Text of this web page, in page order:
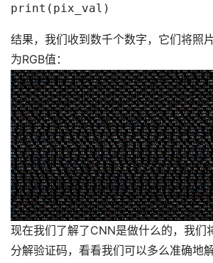
print(pix_val)
结果，我们收到数千个数字，它们将照
为RGB值：
现在我们了解了CNN是做什么的，我们
分解验证码，看看我们可以多么准确地